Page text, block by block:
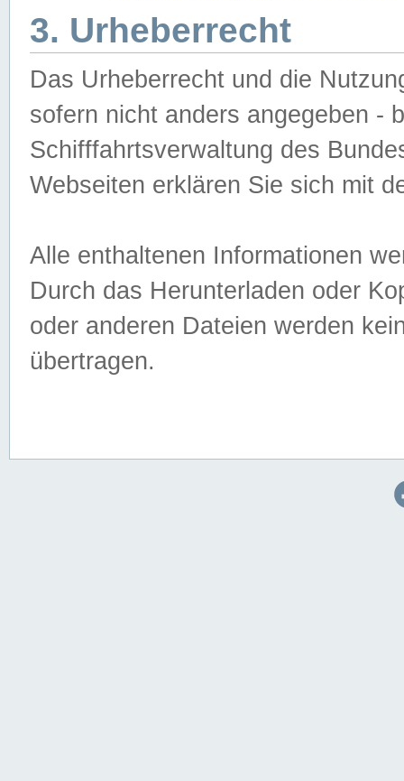
3. Urheberrecht
Das Urheberrecht und die
sofern nicht anders angegeben -
Schifffahrtsverwaltung des
Webseiten erklären Sie sich mit
Alle enthaltenen Informationen
Durch das Herunterladen oder
oder anderen Dateien werden
übertragen.